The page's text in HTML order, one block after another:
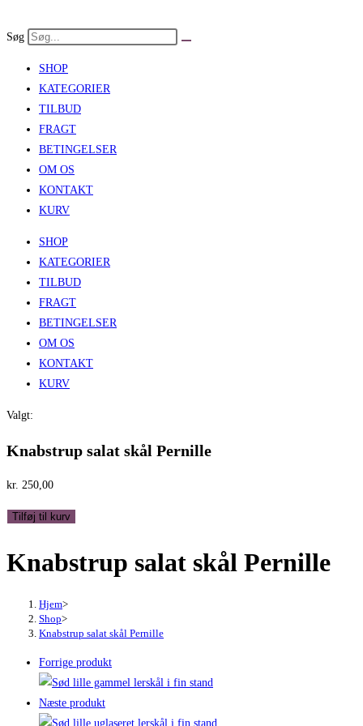
to
Søg
SHOP
KATEGORIER
TILBUD
FRAGT
BETINGELSER
OM OS
KONTAKT
KURV
SHOP
KATEGORIER
TILBUD
FRAGT
BETINGELSER
OM OS
KONTAKT
KURV
Valgt:
Knabstrup salat skål Pernille
kr. 250,00
Knabstrup
skål
Tilføj til kurv
Knabstrup salat skål Pernille
Hjem>
Shop>
Knabstrup salat skål Pernille
Forrige produkt
Næste produkt